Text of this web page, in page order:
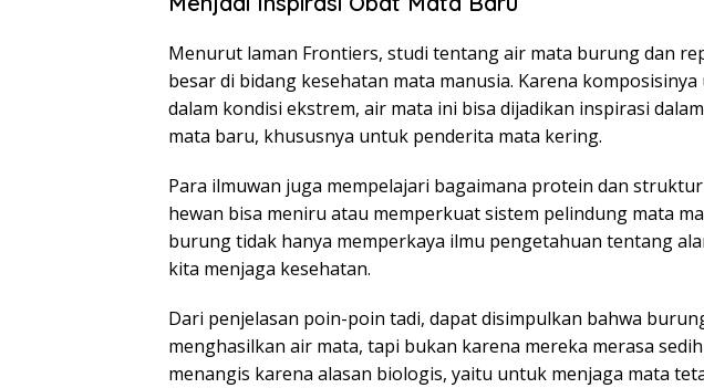
Menurut laman Frontiers, studi tentang air mata burung dan
besar di bidang kesehatan mata manusia. Karena
dalam kondisi ekstrem, air mata ini bisa dijadikan inspirasi
mata baru, khususnya untuk penderita mata kering.
Para ilmuwan juga mempelajari bagaimana protein dan
hewan bisa meniru atau memperkuat sistem pelindung mata
burung tidak hanya memperkaya ilmu pengetahuan tentang
kita menjaga kesehatan.
Dari penjelasan poin-poin tadi, dapat disimpulkan bahwa
menghasilkan air mata, tapi bukan karena mereka merasa
menangis karena alasan biologis, yaitu untuk menjaga mata